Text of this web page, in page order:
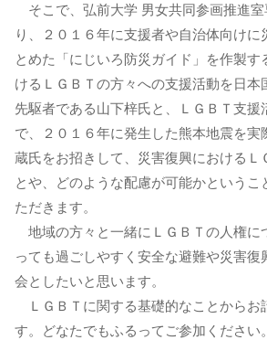
そこで、弘前大学 男女共同参画推進室
り、２０１６年に支援者や自治体向けに
とめた「にじいろ防災ガイド」を作製す
けるＬＧＢＴの方々への支援活動を日本
先駆者である山下梓氏と、ＬＧＢＴ支援
で、２０１６年に発生した熊本地震を実
蔵氏をお招きして、災害復興におけるＬ
とや、どのような配慮が可能かというこ
ただきます。
地域の方々と一緒にＬＧＢＴの人権に
っても過ごしやすく安全な避難や災害復
会としたいと思います。
ＬＧＢＴに関する基礎的なことからお
す。どなたでもふるってご参加ください。